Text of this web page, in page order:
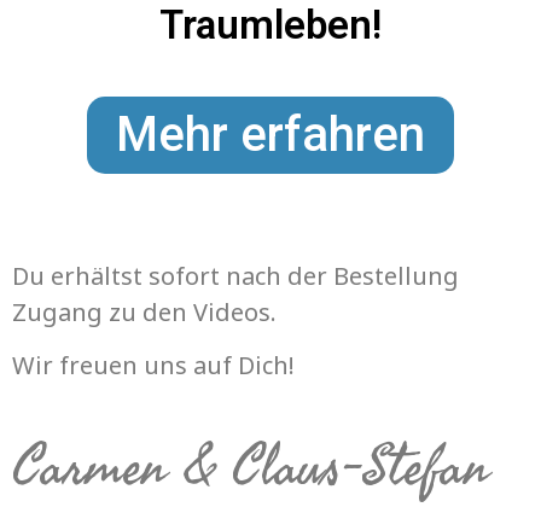
Traumleben!
Mehr erfahren
Du erhältst sofort nach der Bestellung
Zugang zu den Videos.
Wir freuen uns auf Dich!
Carmen & Claus-Stefan